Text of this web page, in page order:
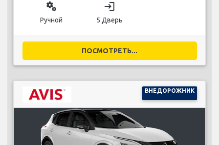
miscellaneous_services
Ручной
login
5 Дверь
ПОСМОТРЕТЬ...
ВНЕДОРОЖНИК